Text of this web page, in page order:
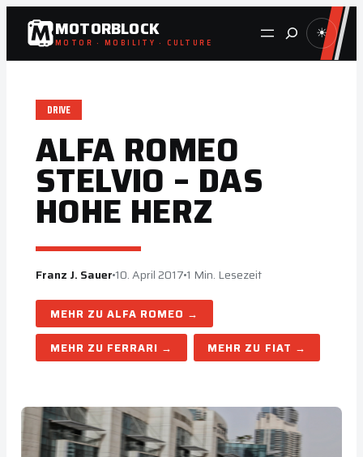
Zum
Inhalt
springen
MOTORBLOCK
MOTOR · MOBILITY · CULTURE Suche ☀
DRIVE
ALFA ROMEO
STELVIO – DAS
HOHE HERZ
Franz J. Sauer 10. April 2017 1 Min. Lesezeit
ALFA ROMEO
FERRARI
FIAT